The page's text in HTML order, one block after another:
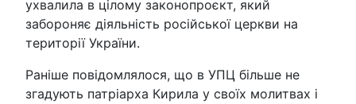
ухвалила в цілому законопроєкт, який
забороняє діяльність російської церкви на
території України.
Раніше повідомлялося, що в УПЦ більше не
згадують патріарха Кирила у своїх молитвах і